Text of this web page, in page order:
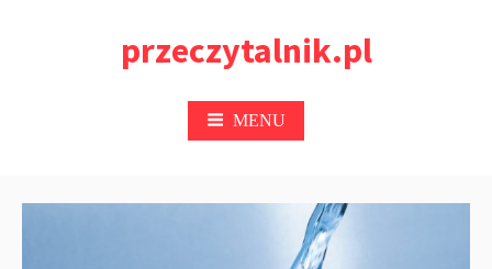
przeczytalnik.pl
MENU